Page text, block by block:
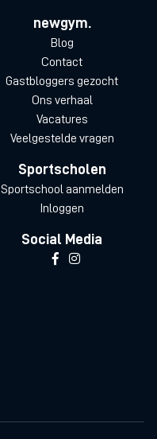
newgym.
Blog
Contact
Gastbloggers gezocht
Ons verhaal
Vacatures
Veelgestelde vragen
Sportscholen
Sportschool aanmelden
Inloggen
Social Media